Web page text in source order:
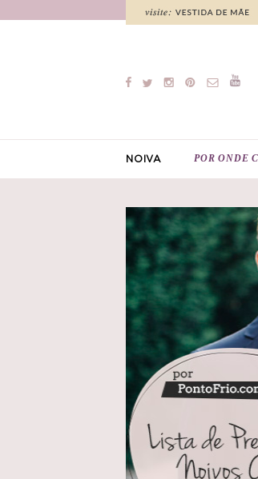
NOIVA POR ONDE